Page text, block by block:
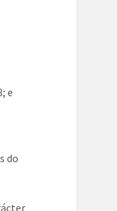
e
do